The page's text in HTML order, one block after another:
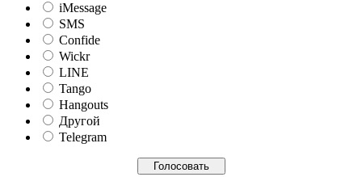
iMessage
SMS
Confide
Wickr
LINE
Tango
Hangouts
Другой
Telegram